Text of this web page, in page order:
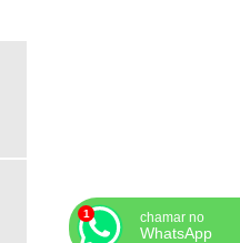
chamar no
WhatsApp